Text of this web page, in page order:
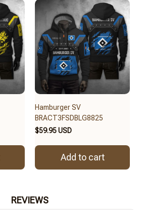
Hamburger SV
BRACT3FSDBLG8825
$59.95 USD
Add to cart
REVIEWS